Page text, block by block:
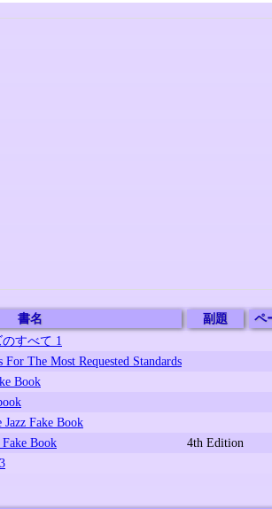
書名 副題
ペ
すべて 1
For The Most Requested Standards
Book
Fake Book
Book
4th Edition